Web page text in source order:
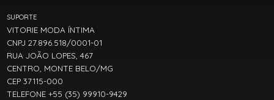
SUPORTE
VITORIE MODA ÍNTIMA
CNPJ 27.896.518/0001-01
RUA JOÃO LOPES, 467
CENTRO, MONTE BELO/MG
CEP 37115-000
TELEFONE +55 (35) 99910-9429